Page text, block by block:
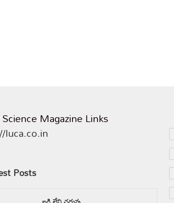
Magazine Links
luca.co.in
Posts